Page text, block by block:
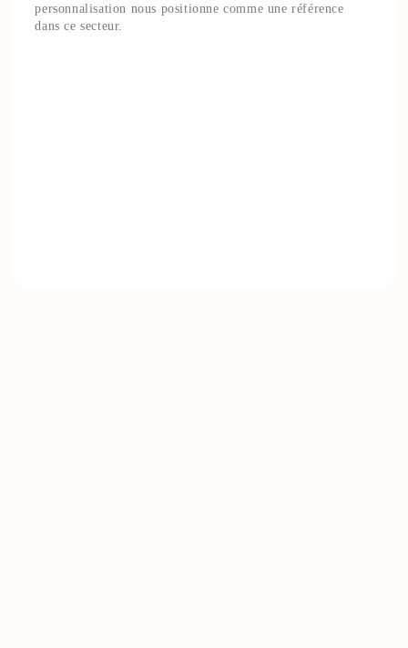
personnalisation nous positionne comme une référence
dans ce secteur.